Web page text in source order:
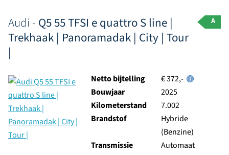
Audi - Q5 55 TFSI e quattro S line |
Trekhaak | Panoramadak | City | Tour
|
A
Netto bijtelling
€ 372,-
Bouwjaar
2025
Kilometerstand
7.002
Brandstof
Hybride
(Benzine)
Transmissie
Automaat